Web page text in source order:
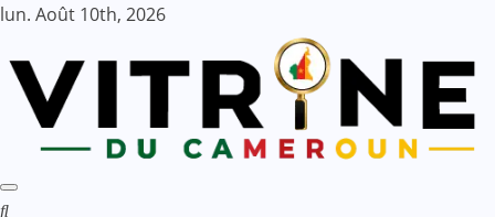
Skip
content
lun. Août 10th, 2026